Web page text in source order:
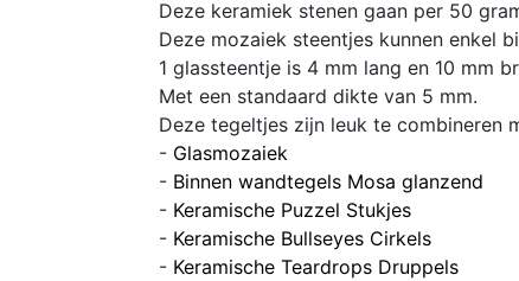
Deze keramiek stenen gaan per 50
Deze mozaiek steentjes kunnen enkel
1 glassteentje is 4 mm lang en 10 mm
Met een standaard dikte van 5 mm.
Deze tegeltjes zijn leuk te combineren
- Glasmozaiek
- Binnen wandtegels Mosa glanzend
- Keramische Puzzel Stukjes
- Keramische Bullseyes Cirkels
- Keramische Teardrops Druppels